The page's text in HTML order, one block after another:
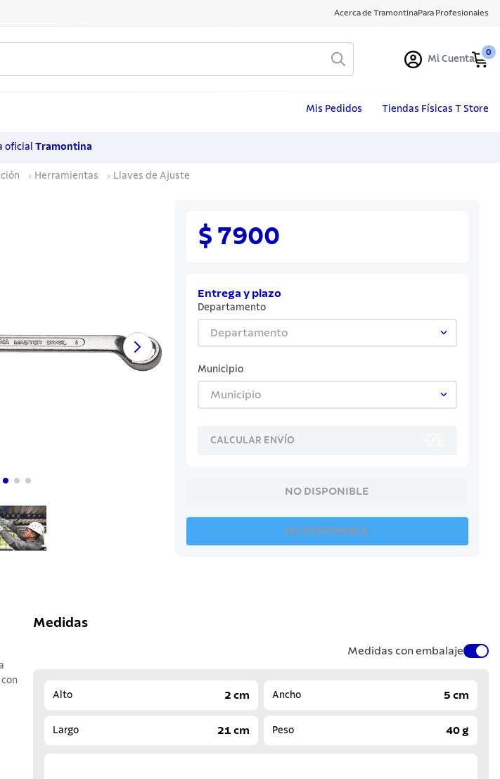
Acerca de TramontinaPara Profesionales
Mi Cuenta
0
Mis Pedidos Tiendas Físicas T Store
oficial Tramontina
Herramientas Llaves de Ajuste
$ 7900
Entrega y plazo
Departamento
Departamento
Municipio
Municipio
CALCULAR ENVÍO
NO DISPONIBLE
NO DISPONIBLE
Medidas
Medidas con embalaje
Alto 2 cm Ancho 5 cm
Largo 21 cm Peso 40 g